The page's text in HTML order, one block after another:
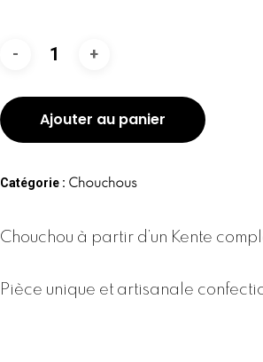
Ajouter au panier
Catégorie : Chouchous
Chouchou à partir d’un Kente
Pièce unique et artisanale